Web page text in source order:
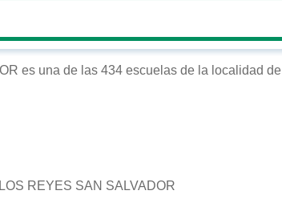
es una de las 434 escuelas de la localidad de
REYES SAN SALVADOR